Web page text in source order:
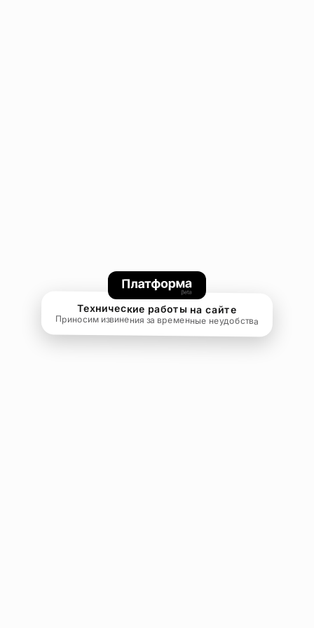
Технические работы на сайте
Приносим извинения за временные неудобства